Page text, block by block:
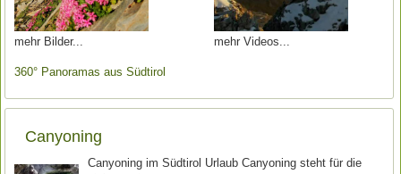
mehr Bilder mehr Videos
360° Panoramas aus Südtirol
Canyoning
Canyoning im Südtirol Urlaub Canyoning steht für die